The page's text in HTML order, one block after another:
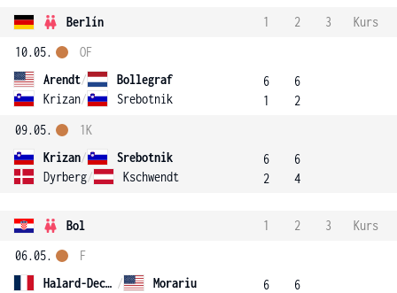
Berlín 1 2 3
Kurs
10.05.
Arendt/
Bollegraf
Krizan/ Srebotnik
OF
6
1
6
2
09.05.
Krizan/
Srebotnik
Dyrberg/ Kschwendt
1K
6
2
6
4
Bol 1 2 3
Kurs
06.05.
Halard-Decugis /
Morariu
F
6
6